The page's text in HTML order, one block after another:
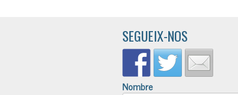
SEGUEIX-NOS
Nombre